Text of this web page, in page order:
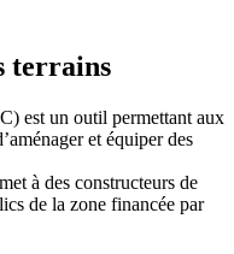
terrains
est un outil permettant aux
et équiper des
à des constructeurs de
de la zone financée par